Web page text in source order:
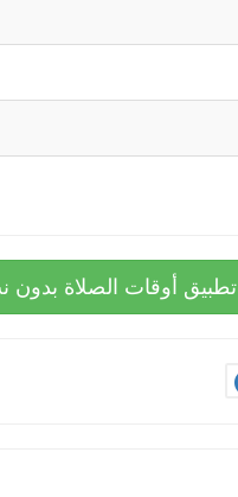
تطبيق أوقات الصلاة بدون